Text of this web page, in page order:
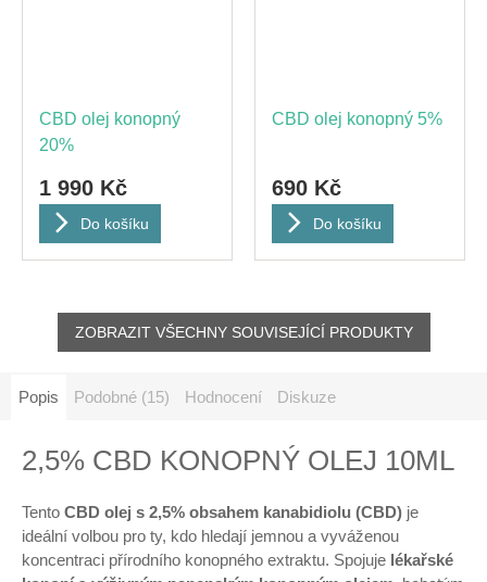
CBD olej konopný
20%
1 990 Kč
Do košíku
CBD olej konopný 5%
690 Kč
Do košíku
ZOBRAZIT VŠECHNY SOUVISEJÍCÍ PRODUKTY
Popis Podobné (15) Hodnocení Diskuze
2,5% CBD KONOPNÝ OLEJ 10ML
Tento CBD olej s 2,5% obsahem kanabidiolu (CBD) je
ideální volbou pro ty, kdo hledají jemnou a vyváženou
koncentraci přírodního konopného extraktu. Spojuje lékařské